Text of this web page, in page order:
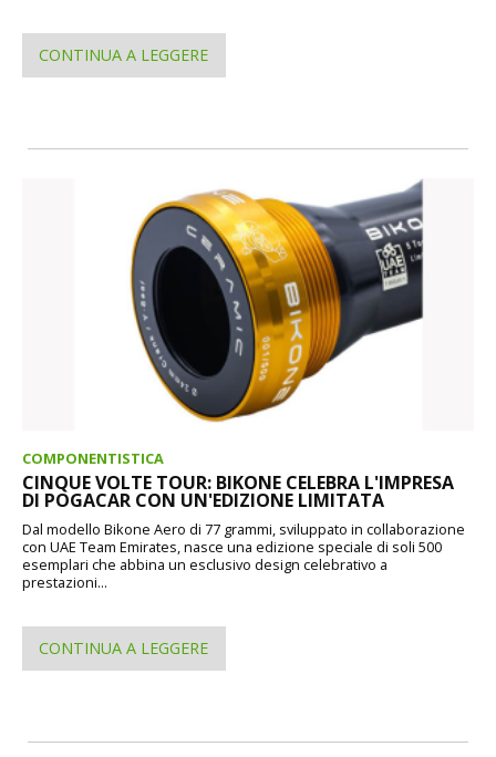
CONTINUA A LEGGERE
COMPONENTISTICA
CINQUE VOLTE TOUR: BIKONE CELEBRA L'IMPRESA
DI POGACAR CON UN'EDIZIONE LIMITATA
Dal modello Bikone Aero di 77 grammi, sviluppato in collaborazione
con UAE Team Emirates, nasce una edizione speciale di soli 500
esemplari che abbina un esclusivo design celebrativo a
prestazioni...
CONTINUA A LEGGERE